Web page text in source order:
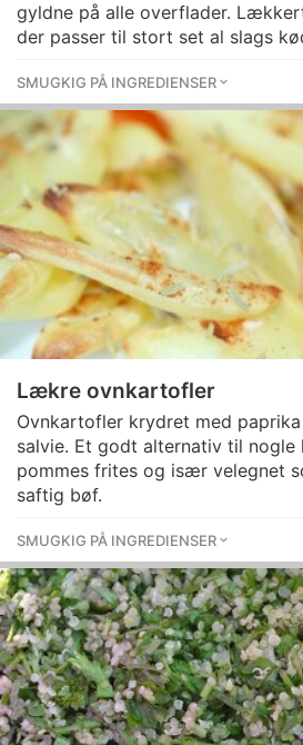
gyldne på alle overflader.
der passer til stort set al slags
SMUGKIG PÅ INGREDIENSER
Lækre ovnkartofler
Ovnkartofler krydret med
salvie. Et godt alternativ til nogle
pommes frites og især velegnet
saftig bøf.
SMUGKIG PÅ INGREDIENSER